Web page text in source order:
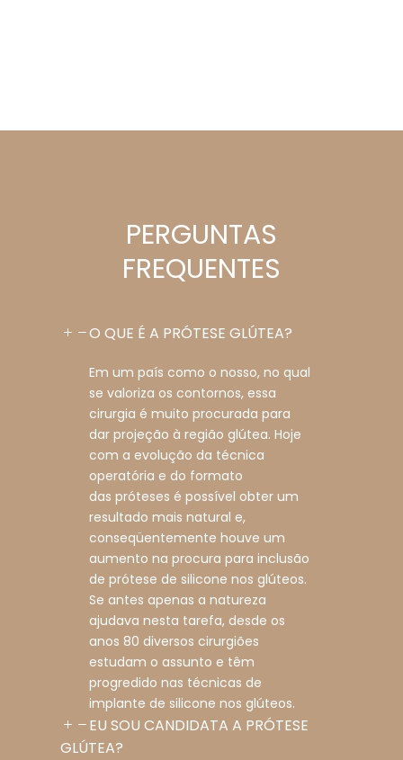
PERGUNTAS
FREQUENTES
O QUE É A PRÓTESE GLÚTEA?
Em um país como o nosso, no qual
se valoriza os contornos, essa
cirurgia é muito procurada para
dar projeção à região glútea. Hoje
com a evolução da técnica
operatória e do formato
das próteses é possível obter um
resultado mais natural e,
conseqüentemente houve um
aumento na procura para inclusão
de prótese de silicone nos glúteos.
Se antes apenas a natureza
ajudava nesta tarefa, desde os
anos 80 diversos cirurgiões
estudam o assunto e têm
progredido nas técnicas de
implante de silicone nos glúteos.
EU SOU CANDIDATA A PRÓTESE
GLÚTEA?